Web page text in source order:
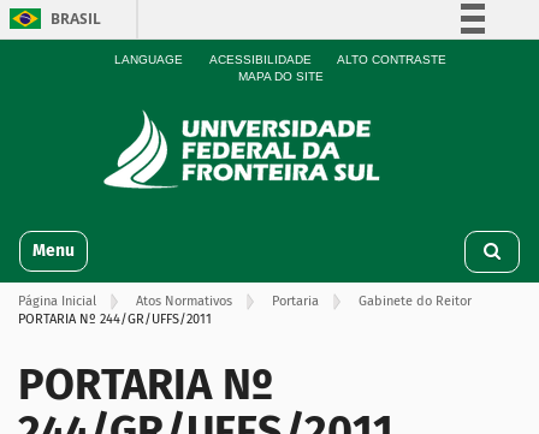
BRASIL
Simplifique!
Participe
Acesso à informação
LANGUAGE ACESSIBILIDADE
ALTO CONTRASTE
MAPA DO SITE
v
Toggle navigation
Página Inicial Atos Normativos Portaria
Gabinete do Reitor
PORTARIA Nº 244/GR/UFFS/2011
PORTARIA Nº